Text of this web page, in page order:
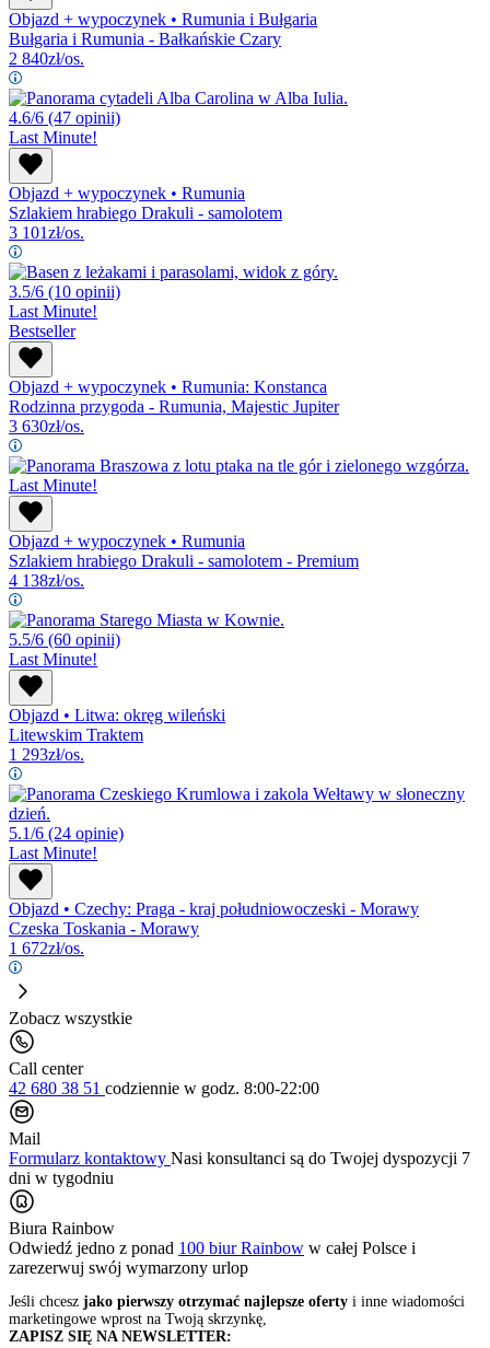
Objazd + wypoczynek • Rumunia i Bułgaria
Bułgaria i Rumunia - Bałkańskie Czary
2 840zł/os.
4.6/6 (47 opinii)
Last Minute!
Objazd + wypoczynek • Rumunia
Szlakiem hrabiego Drakuli - samolotem
3 101zł/os.
3.5/6 (10 opinii)
Last Minute!
Bestseller
Objazd + wypoczynek • Rumunia: Konstanca
Rodzinna przygoda - Rumunia, Majestic Jupiter
3 630zł/os.
Last Minute!
Objazd + wypoczynek • Rumunia
Szlakiem hrabiego Drakuli - samolotem - Premium
4 138zł/os.
5.5/6 (60 opinii)
Last Minute!
Objazd • Litwa: okręg wileński
Litewskim Traktem
1 293zł/os.
5.1/6 (24 opinie)
Last Minute!
Objazd • Czechy: Praga - kraj południowoczeski - Morawy
Czeska Toskania - Morawy
1 672zł/os.
Zobacz wszystkie
Call center
42 680 38 51 codziennie w godz. 8:00-22:00
Mail
Formularz kontaktowy Nasi konsultanci są do Twojej dyspozycji 7
dni w tygodniu
Biura Rainbow
Odwiedź jedno z ponad 100 biur Rainbow w całej Polsce i
zarezerwuj swój wymarzony urlop
Jeśli chcesz jako pierwszy otrzymać najlepsze oferty i inne wiadomości
marketingowe wprost na Twoją skrzynkę,
ZAPISZ SIĘ NA NEWSLETTER: